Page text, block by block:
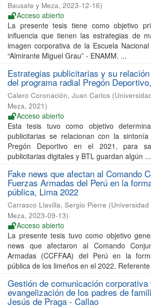
Bausate y Meza, 2023-12-16)
Acceso abierto
La presente tesis tiene como objetivo
influencia que tienen las estrategias de
imagen corporativa de la Escuela
“Almirante Miguel Grau” - ENAMM. ...
Estrategias publicitarias y su
del programa radial Pregón
Calero Coronación, Juan Carlos (
Meza, 2021)
Acceso abierto
Esta tesis tuvo como objetivo
publicitarias se relacionan con la
Pregón Deportivo en el 2021, para
publicitarias digitales y BTL guardan algún ...
Fake news que afectan al Comando
Fuerzas Armadas del Perú en la
pública, Lima 2022
Carrasco Llavilla, Sergio Pierre (
Meza, 2023-09-13)
Acceso abierto
La presente tesis tuvo como objetivo
news que afectaron al Comando
Armadas (CCFFAA) del Perú en la
pública de los limeños en el 2022.
Gestión de comunicación
evangelización de los padres de
Jesús de Praga - Callao